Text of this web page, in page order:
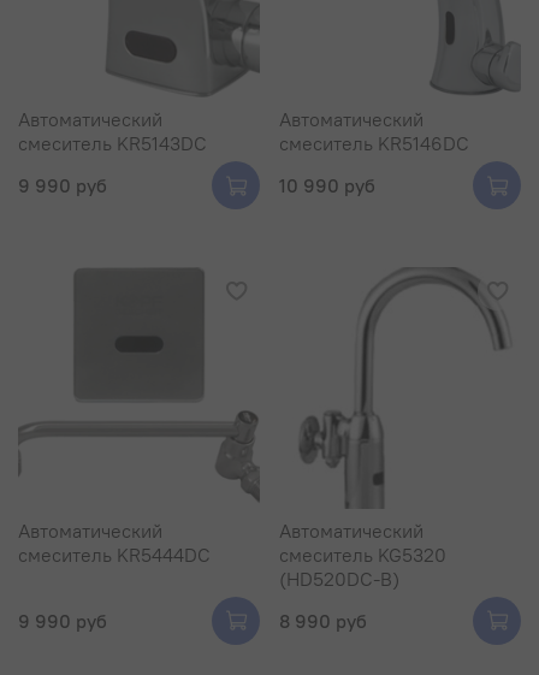
Автоматический
смеситель KR5143DC
9 990 руб
Автоматический
смеситель KR5146DC
10 990 руб
Автоматический
смеситель KR5444DC
9 990 руб
Автоматический
смеситель KG5320
(HD520DC-B)
8 990 руб